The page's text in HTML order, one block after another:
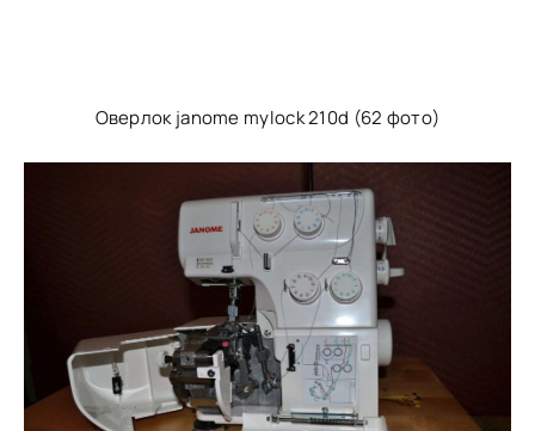
Оверлок janome mylock 210d (62 фото)